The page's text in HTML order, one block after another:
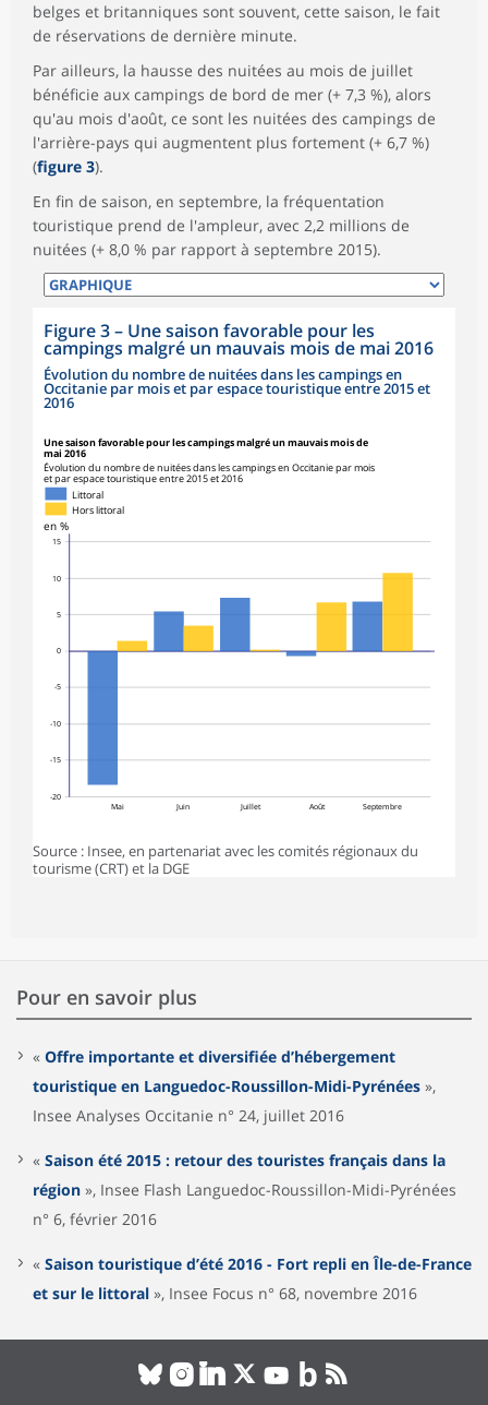
belges et britanniques sont souvent, cette saison, le fait
de réservations de dernière minute.
Par ailleurs, la hausse des nuitées au mois de juillet
bénéficie aux campings de bord de mer (+ 7,3 %), alors
qu'au mois d'août, ce sont les nuitées des campings de
l'arrière-pays qui augmentent plus fortement (+ 6,7 %)
(figure 3).
En fin de saison, en septembre, la fréquentation
touristique prend de l'ampleur, avec 2,2 millions de
nuitées (+ 8,0 % par rapport à septembre 2015).
Figure 3– Une saison favorable pour les
campings malgré un mauvais mois de mai 2016
Évolution du nombre de nuitées dans les campings en
Occitanie par mois et par espace touristique entre 2015 et
2016
Une saison favorable pour les campings malgré un mauvais mois de
mai 2016
Évolution du nombre de nuitées dans les campings en Occitanie par mois
et par espace touristique entre 2015 et 2016
0
5
10
15
-5
-10
-15
-20
en %
Mai Juin Juillet Août Septembre
Littoral
Hors littoral
Source : Insee, en partenariat avec les comités régionaux du
tourisme (CRT) et la DGE
Pour en savoir plus
« Offre importante et diversifiée d’hébergement
touristique en Languedoc-Roussillon-Midi-Pyrénées »,
Insee Analyses Occitanie n° 24, juillet 2016
« Saison été 2015 : retour des touristes français dans la
région », Insee Flash Languedoc-Roussillon-Midi-Pyrénées
n° 6, février 2016
« Saison touristique d’été 2016 - Fort repli en Île-de-France
et sur le littoral », Insee Focus n° 68, novembre 2016